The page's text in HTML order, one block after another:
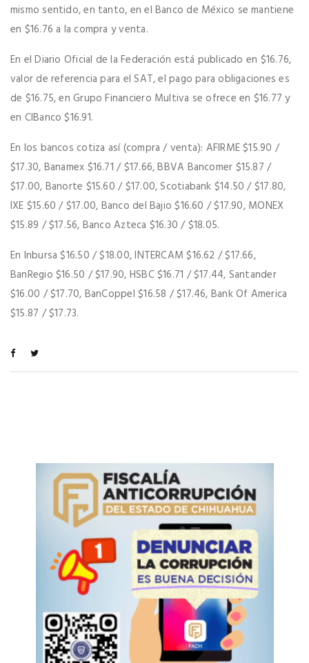
mismo sentido, en tanto, en el Banco de México se mantiene
en $16.76 a la compra y venta.
En el Diario Oficial de la Federación está publicado en $16.76,
valor de referencia para el SAT, el pago para obligaciones es
de $16.75, en Grupo Financiero Multiva se ofrece en $16.77 y
en CIBanco $16.91.
En los bancos cotiza así (compra / venta): AFIRME $15.90 /
$17.30, Banamex $16.71 / $17.66, BBVA Bancomer $15.87 /
$17.00, Banorte $15.60 / $17.00, Scotiabank $14.50 / $17.80,
IXE $15.60 / $17.00, Banco del Bajio $16.60 / $17.90, MONEX
$15.89 / $17.56, Banco Azteca $16.30 / $18.05.
En Inbursa $16.50 / $18.00, INTERCAM $16.62 / $17.66,
BanRegio $16.50 / $17.90, HSBC $16.71 / $17.44, Santander
$16.00 / $17.70, BanCoppel $16.58 / $17.46, Bank Of America
$15.87 / $17.73.